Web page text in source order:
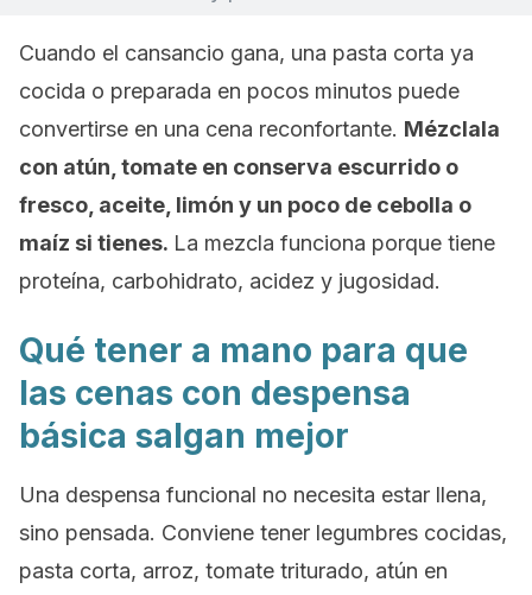
Cuando el cansancio gana, una pasta corta ya
cocida o preparada en pocos minutos puede
convertirse en una cena reconfortante. Mézclala
con atún, tomate en conserva escurrido o
fresco, aceite, limón y un poco de cebolla o
maíz si tienes. La mezcla funciona porque tiene
proteína, carbohidrato, acidez y jugosidad.
Qué tener a mano para que
las cenas con despensa
básica salgan mejor
Una despensa funcional no necesita estar llena,
sino pensada. Conviene tener legumbres cocidas,
pasta corta, arroz, tomate triturado, atún en